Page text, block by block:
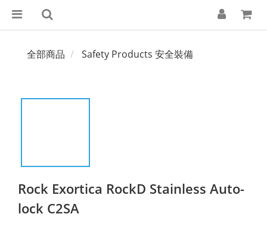
全部商品 Safety Products 安全裝備
Rock Exortica RockD Stainless Auto-
lock C2SA